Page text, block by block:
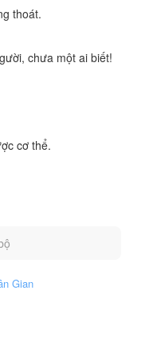
thoát.
chưa một ai biết!
cơ thể.
Gian